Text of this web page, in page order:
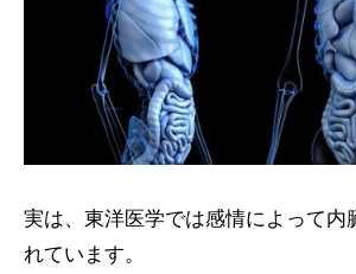
実は、東洋医学では感情によって内
れています。